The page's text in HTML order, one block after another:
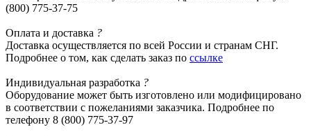
(800) 775-37-75
Оплата и доставка ?
Доставка осуществляется по всей России и странам СНГ.
Подробнее о том, как сделать заказ по ссылке
Индивидуальная разработка ?
Оборудование может быть изготовлено или модифицировано
в соответствии с пожеланиями заказчика. Подробнее по
телефону 8 (800) 775-37-97